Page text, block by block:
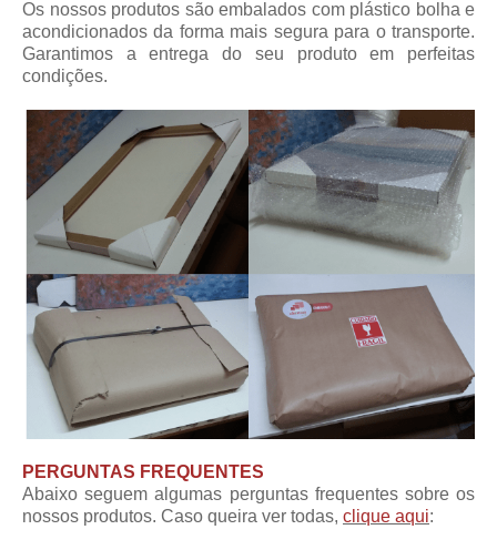
Os nossos produtos são embalados com plástico bolha e
acondicionados da forma mais segura para o transporte.
Garantimos a entrega do seu produto em perfeitas
condições.
PERGUNTAS FREQUENTES
Abaixo seguem algumas perguntas frequentes sobre os
nossos produtos. Caso queira ver todas, clique aqui: